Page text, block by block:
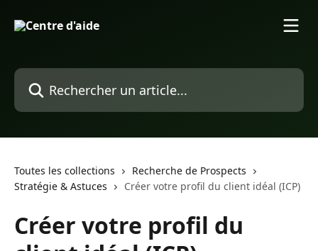
Rechercher un article...
Toutes les collections
Recherche de Prospects
Stratégie & Astuces
Créer votre profil du client idéal (ICP)
Créer votre profil du